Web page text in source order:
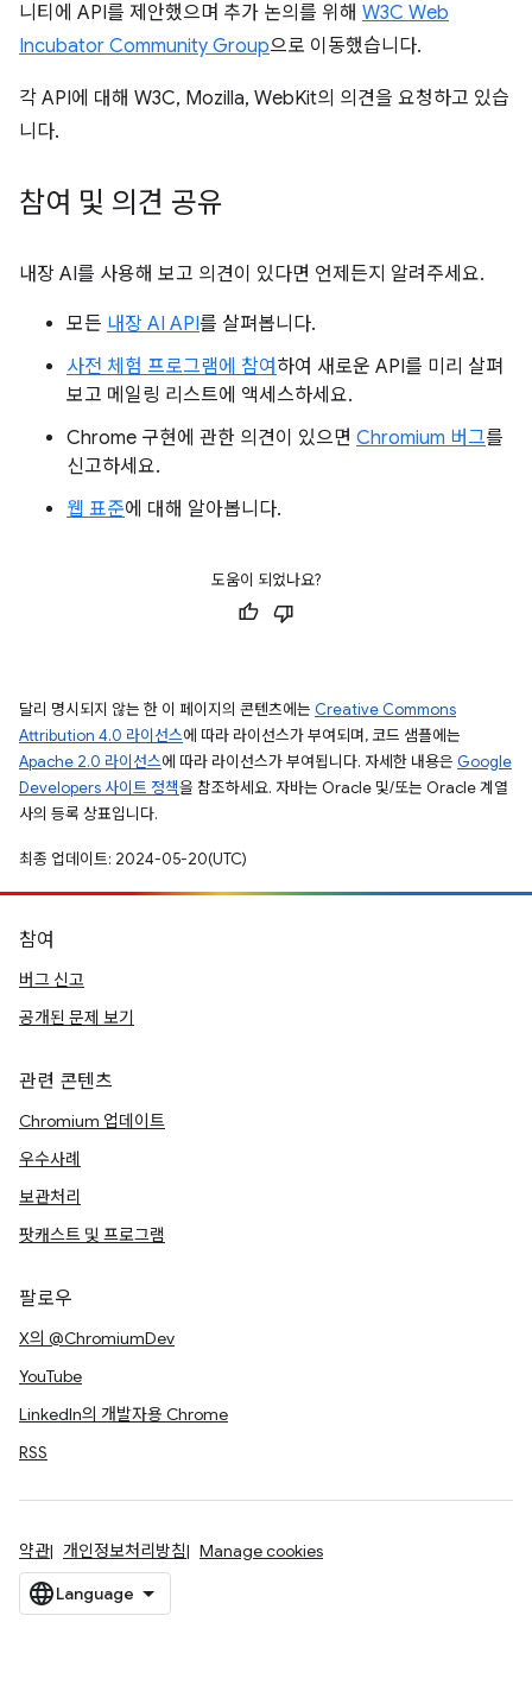
니티에 API를 제안했으며 추가 논의를 위해 W3C Web
Incubator Community Group으로 이동했습니다.
각 API에 대해 W3C, Mozilla, WebKit의 의견을 요청하고 있습
니다.
참여 및 의견 공유
내장 AI를 사용해 보고 의견이 있다면 언제든지 알려주세요.
모든 내장 AI API를 살펴봅니다.
사전 체험 프로그램에 참여 하여 새로운 API를 미리 살펴
보고 메일링 리스트에 액세스하세요.
Chrome 구현에 관한 의견이 있으면 Chromium 버그를
신고하세요.
웹 표준에 대해 알아봅니다.
도움이 되었나요?
달리 명시되지 않는 한 이 페이지의 콘텐츠에는 Creative Commons
Attribution 4.0 라이선스에 따라 라이선스가 부여되며, 코드 샘플에는
Apache 2.0 라이선스에 따라 라이선스가 부여됩니다. 자세한 내용은 Google
Developers 사이트 정책을 참조하세요. 자바는 Oracle 및/또는 Oracle 계열
사의 등록 상표입니다.
최종 업데이트: 2024-05-20(UTC)
참여
버그 신고
공개된 문제 보기
관련 콘텐츠
Chromium 업데이트
우수사례
보관처리
팟캐스트 및 프로그램
팔로우
X의 @ChromiumDev
YouTube
LinkedIn의 개발자용 Chrome
RSS
약관 개인정보처리방침 Manage cookies